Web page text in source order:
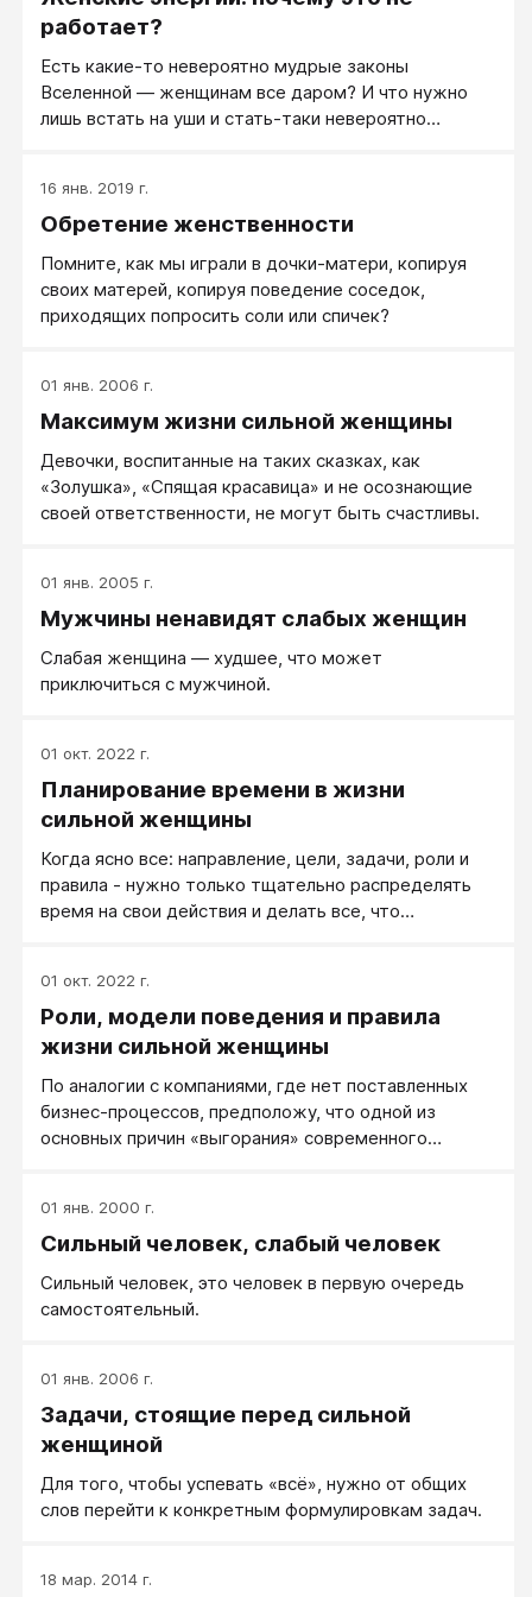
программирования.
работает?
Есть какие-то невероятно мудрые законы
Вселенной — женщинам все даром? И что нужно
лишь встать на уши и стать-таки невероятно
16 янв. 2019 г.
Обретение женственности
Помните, как мы играли в дочки-матери, копируя
своих матерей, копируя поведение соседок,
приходящих попросить соли или спичек?
01 янв. 2006 г.
Максимум жизни сильной женщины
Девочки, воспитанные на таких сказках, как
«Золушка», «Спящая красавица» и не осознающие
своей ответственности, не могут быть счастливы.
01 янв. 2005 г.
Мужчины ненавидят слабых женщин
Слабая женщина — худшее, что может
приключиться с мужчиной.
01 окт. 2022 г.
Планирование времени в жизни
сильной женщины
Когда ясно все: направление, цели, задачи, роли и
правила - нужно только тщательно распределять
время на свои действия и делать все, что
бездельникам. Или людям, которые рассчитывают
своё время только на маленький кусочек своего
времени. Потому что люди, которые хотя бы
времени всегда достаточно. Достаточно для
главного. Есть много «мелочей», из которых
собственно и состоит жизнь обычного земного
например домашние заботы.
01 окт. 2022 г.
Роли, модели поведения и правила
жизни сильной женщины
По аналогии с компаниями, где нет поставленных
бизнес-процессов, предположу, что одной из
основных причин «выгорания» современного
каждой роли, которые участвуют в процессе
достижения цели, и определить модели поведения
определить, а по сути - разделить роли?
Разделение ролей позволит вам не «выгорать»,
добровольно. Если мы этого не делаем сами, то
помощью «вышибания», а это сильный стресс.
01 янв. 2000 г.
Сильный человек, слабый человек
Сильный человек, это человек в первую очередь
самостоятельный.
01 янв. 2006 г.
Задачи, стоящие перед сильной
женщиной
Для того, чтобы успевать «всё», нужно от общих
слов перейти к конкретным формулировкам задач.
18 мар. 2014 г.